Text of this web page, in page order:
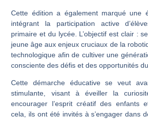
Cette édition a également marqué une
intégrant la participation active
primaire et du lycée. L’objectif est clair :
jeune âge aux enjeux cruciaux de la
technologique afin de cultiver une
consciente des défis et des opportunités
Cette démarche éducative se veut
stimulante, visant à éveiller la
encourager l’esprit créatif des enfants
cela, ils ont été invités à s’engager dans